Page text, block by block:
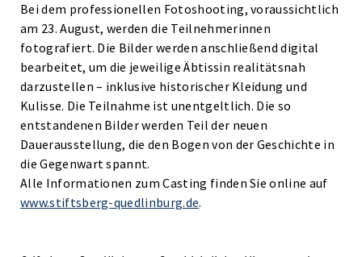
Bei dem professionellen Fotoshooting, voraussichtlich
am 23. August, werden die Teilnehmerinnen
fotografiert. Die Bilder werden anschließend digital
bearbeitet, um die jeweilige Äbtissin realitätsnah
darzustellen – inklusive historischer Kleidung und
Kulisse. Die Teilnahme ist unentgeltlich. Die so
entstandenen Bilder werden Teil der neuen
Dauerausstellung, die den Bogen von der Geschichte in
die Gegenwart spannt.
Alle Informationen zum Casting finden Sie online auf
www.stiftsberg-quedlinburg.de.